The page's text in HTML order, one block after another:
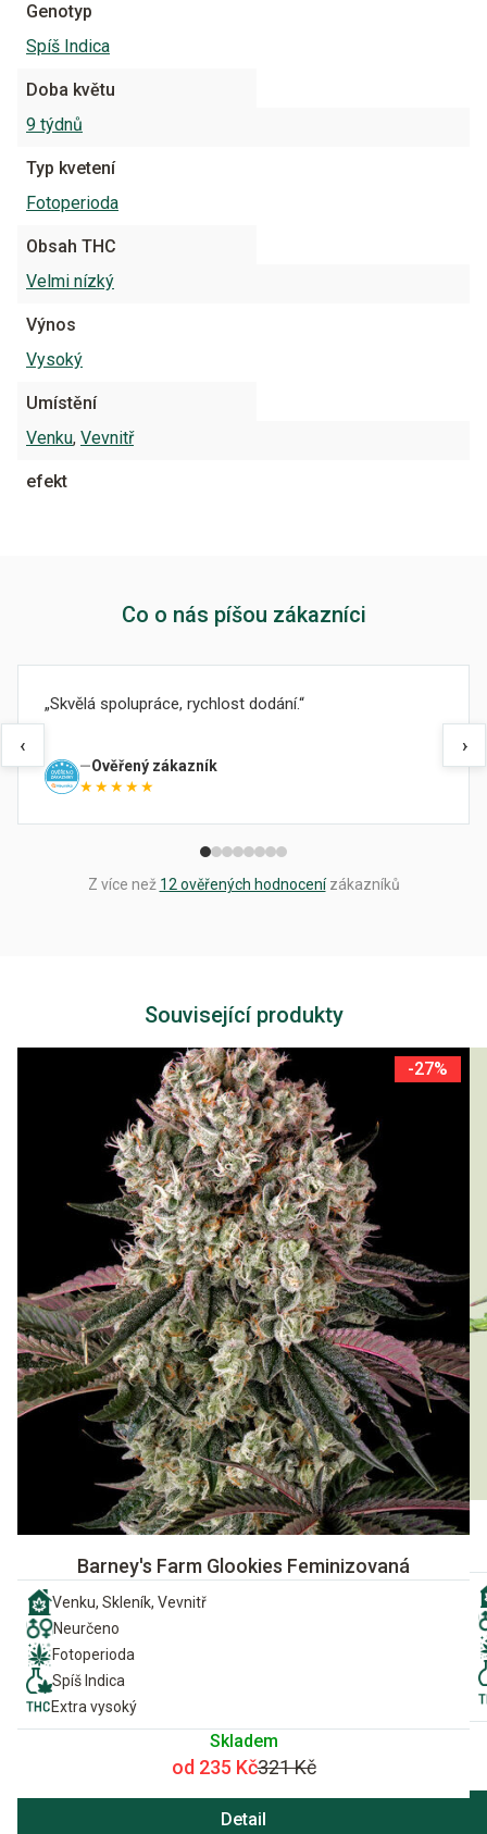
Genotyp
Spíš Indica
Doba květu
9 týdnů
Typ kvetení
Fotoperioda
Obsah THC
Velmi nízký
Výnos
Vysoký
Umístění
Venku, Vevnitř
efekt
Co o nás píšou zákazníci
‹
Skvělá spolupráce, rychlost dodání.
Ověřený zákazník
★★★★★
›
Z více než 12 ověřených hodnocenízákazníků
Související produkty
-27%
Barney's Farm Glookies Feminizovaná
Venku, Skleník, Vevnitř
Neurčeno
Fotoperioda
Spíš Indica
Extra vysoký
Skladem
od 235 Kč321 Kč
Detail